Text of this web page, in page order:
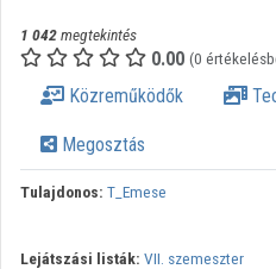
Intézmények
Közreműködők
1 042megtekintés
0.00 (0
Közreműködők
Megosztás
Tulajdonos: T_Emese
Lejátszási listák: VII. szemeszter